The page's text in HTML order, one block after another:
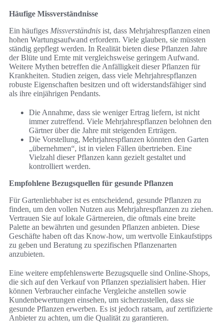
Häufige Missverständnisse
Ein häufiges Missverständnis ist, dass Mehrjahrespflanzen einen
hohen Wartungsaufwand erfordern. Viele glauben, sie müssten
ständig gepflegt werden. In Realität bieten diese Pflanzen Jahre
der Blüte und Ernte mit vergleichsweise geringem Aufwand.
Weitere Mythen betreffen die Anfälligkeit dieser Pflanzen für
Krankheiten. Studien zeigen, dass viele Mehrjahrespflanzen
robuste Eigenschaften besitzen und oft widerstandsfähiger sind
als ihre einjährigen Pendants.
Die Annahme, dass sie weniger Ertrag liefern, ist nicht
immer zutreffend. Viele Mehrjahrespflanzen belohnen den
Gärtner über die Jahre mit steigenden Erträgen.
Die Vorstellung, Mehrjahrespflanzen könnten den Garten
„übernehmen“, ist in vielen Fällen übertrieben. Eine
Vielzahl dieser Pflanzen kann gezielt gestaltet und
kontrolliert werden.
Empfohlene Bezugsquellen für gesunde Pflanzen
Für Gartenliebhaber ist es entscheidend, gesunde Pflanzen zu
finden, um den vollen Nutzen aus Mehrjahrespflanzen zu ziehen.
Vertrauen Sie auf lokale Gärtnereien, die oftmals eine breite
Palette an bewährten und gesunden Pflanzen anbieten. Diese
Geschäfte haben oft das Know-how, um wertvolle Einkaufstipps
zu geben und Beratung zu spezifischen Pflanzenarten
anzubieten.
Eine weitere empfehlenswerte Bezugsquelle sind Online-Shops,
die sich auf den Verkauf von Pflanzen spezialisiert haben. Hier
können Verbraucher einfache Vergleiche anstellen sowie
Kundenbewertungen einsehen, um sicherzustellen, dass sie
gesunde Pflanzen erwerben. Es ist jedoch ratsam, auf zertifizierte
Anbieter zu achten, um die Qualität zu garantieren.